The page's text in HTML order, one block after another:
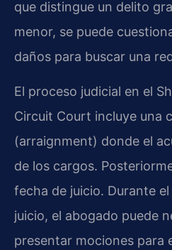
que distingue un delito
menor, se puede
daños para buscar una
El proceso judicial en el
Circuit Court incluye una
(arraignment) donde el
de los cargos.
fecha de juicio. Durante
juicio, el abogado puede
presentar mociones para